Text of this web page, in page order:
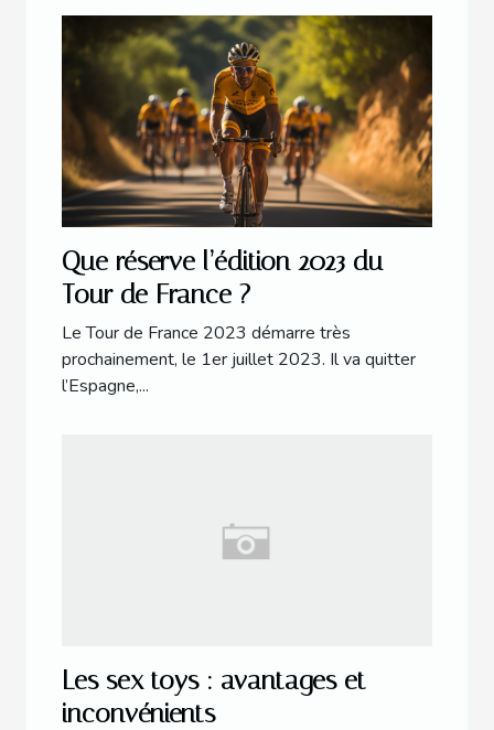
Que réserve l’édition 2023 du
Tour de France ?
Le Tour de France 2023 démarre très
prochainement, le 1er juillet 2023. Il va quitter
l’Espagne,...
Les sex toys : avantages et
inconvénients